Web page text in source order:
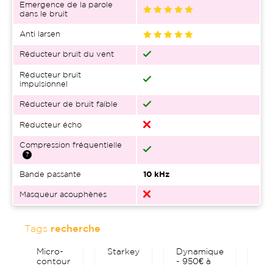
Emergence de la parole
dans le bruit
Anti larsen
Réducteur bruit du vent
Réducteur bruit
impulsionnel
Réducteur de bruit faible
Réducteur écho
Compression fréquentielle
Bande passante 10 kHz
Masqueur acouphènes
Tags recherche
Micro-
contour
Starkey
Dynamique
- 950€ à